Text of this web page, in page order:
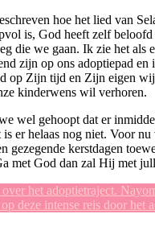
hoe het lied van
is, God heeft zelf
die we gaan. Ik zie het als
zijn op ons adoptiepad en
op Zijn tijd en Zijn eigen
kinderwens wil verhoren.
wel gehoopt dat er
is er helaas nog niet. Voor
gezegende kerstdagen
met God dan zal Hij met
het adoptietraject.
deze intense reis door het